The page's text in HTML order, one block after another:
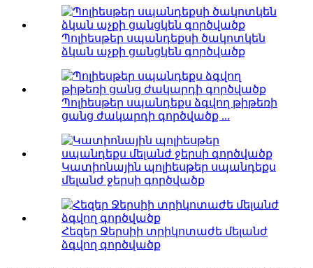
Պոլիեսթեր սպանդեքսի ծակոտկեն
ձկան աչքի ցանցկեն գործվածք
Պոլիեսթեր սպանդեքս ձգվող թիթեռի
ցանց ժակարդի գործվածք ...
Կատիոնային պոլիեսթեր սպանդեքս
մելանժ ջերսի գործվածք
Հեզեր Ջերսիի տրիկոտաժե մելանժ
ձգվող գործվածք